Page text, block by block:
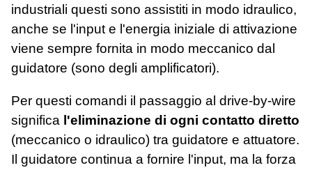
industriali questi sono assistiti in modo idraulico,
anche se l'input e l'energia iniziale di attivazione
viene sempre fornita in modo meccanico dal
guidatore (sono degli amplificatori).
Per questi comandi il passaggio al drive-by-wire
significa l'eliminazione di ogni contatto diretto
(meccanico o idraulico) tra guidatore e attuatore.
Il guidatore continua a fornire l'input, ma la forza